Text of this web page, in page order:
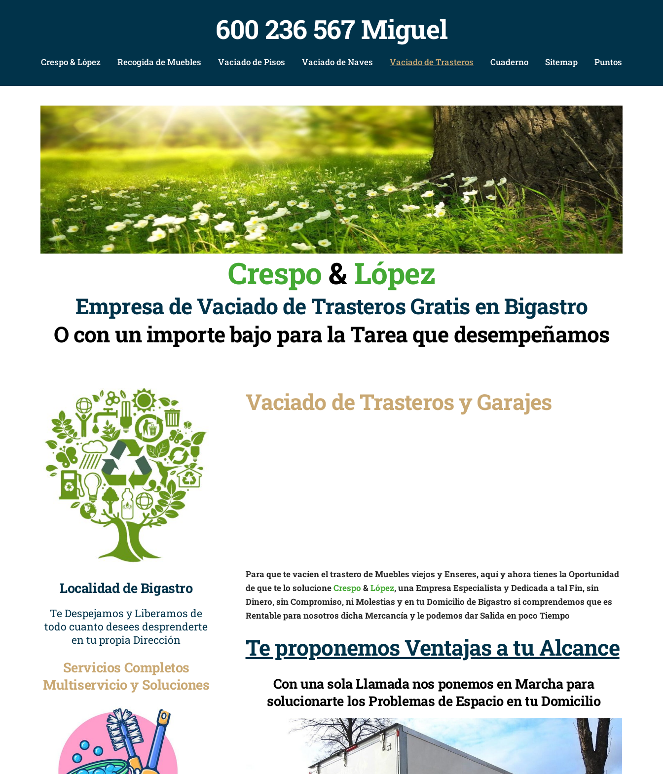
600 236 567 Miguel
Crespo & López Recogida de Muebles Vaciado de Pisos Vaciado de Naves Vaciado de Trasteros Cuaderno Sitemap Puntos
Crespo & López
Empresa de Vaciado de Trasteros Gratis en Bigastro
O con un importe bajo para la Tarea que desempeñamos
Localidad de Bigastro
Te Despejamos y Liberamos de
todo cuanto desees desprenderte
en tu propia Dirección
Servicios Completos
Multiservicio y Soluciones
Vaciado de Trasteros y Garajes
Para que te vacíen el trastero de Muebles viejos y Enseres, aquí y ahora tienes la Oportunidad
de que te lo solucioneCrespo &López, una Empresa Especialista y Dedicada a tal Fin, sin
Dinero, sin Compromiso, ni Molestias y en tu Domicilio de Bigastro si comprendemos que es
Rentable para nosotros dicha Mercancía y le podemos dar Salida en poco Tiempo
Te proponemos Ventajas a tu Alcance
Con una sola Llamada nos ponemos en Marcha para
solucionarte los Problemas de Espacio en tu Domicilio